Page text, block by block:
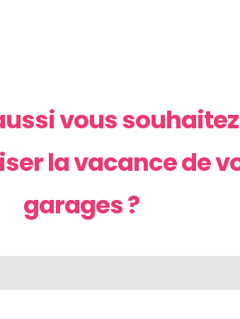
vous souhaitez
la vacance de
garages ?